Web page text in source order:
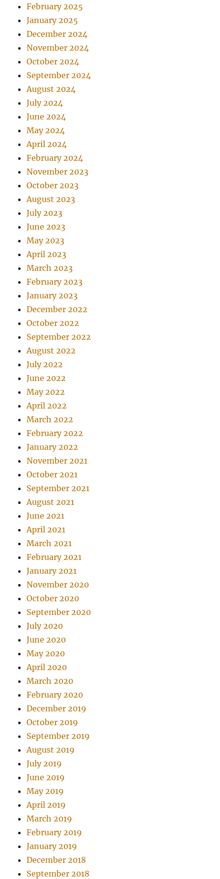
February 2025
January 2025
December 2024
November 2024
October 2024
September 2024
August 2024
July 2024
June 2024
May 2024
April 2024
February 2024
November 2023
October 2023
August 2023
July 2023
June 2023
May 2023
April 2023
March 2023
February 2023
January 2023
December 2022
October 2022
September 2022
August 2022
July 2022
June 2022
May 2022
April 2022
March 2022
February 2022
January 2022
November 2021
October 2021
September 2021
August 2021
June 2021
April 2021
March 2021
February 2021
January 2021
November 2020
October 2020
September 2020
July 2020
June 2020
May 2020
April 2020
March 2020
February 2020
December 2019
October 2019
September 2019
August 2019
July 2019
June 2019
May 2019
April 2019
March 2019
February 2019
January 2019
December 2018
September 2018